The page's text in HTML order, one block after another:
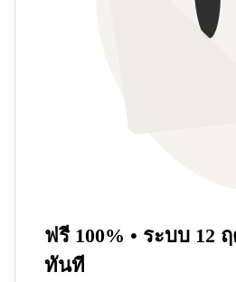
ฟรี 100% • ระบบ 12
ทันที